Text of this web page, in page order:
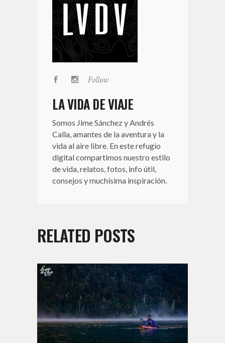
Follow
LA VIDA DE VIAJE
Somos Jime Sánchez y Andrés
Calla, amantes de la aventura y la
vida al aire libre. En este refugio
digital compartimos nuestro estilo
de vida, relatos, fotos, info útil,
consejos y muchísima inspiración.
RELATED POSTS